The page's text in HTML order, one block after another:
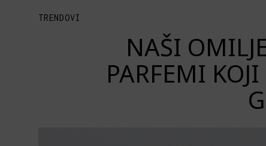
TRENDOVI
NAŠI
PARFEMI